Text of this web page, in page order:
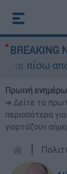
BREAKING
από
Πρωινή
➔ Δείτε τα
περισσότερα
γιορτάζουν
┋